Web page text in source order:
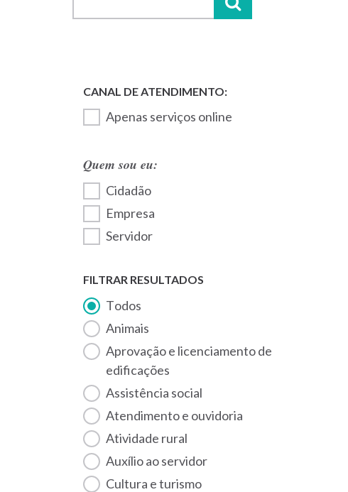
Apenas serviços online
Quem sou eu:
Cidadão
Empresa
Servidor
FILTRAR RESULTADOS
Todos
Animais
Aprovação e licenciamento de
edificações
Assistência social
Atendimento e ouvidoria
Atividade rural
Auxílio ao servidor
Cultura e turismo